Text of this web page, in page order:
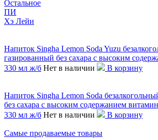
Остальное
ПИ
Хэ Лейи
Напиток Singha Lemon Soda Yuzu
газированный без сахара с высоким
330 мл ж/б Нет в наличии В корзину
Напиток Singha Lemon Soda
без сахара с высоким содержанием
330 мл ж/б Нет в наличии В корзину
Самые продаваемые товары